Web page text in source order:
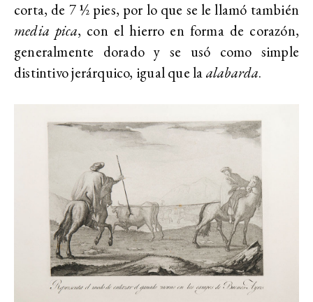
corta, de 7 ½ pies, por lo que se le llamó también
media pica, con el hierro en forma de corazón,
generalmente dorado y se usó como simple
distintivo jerárquico, igual que laalabarda.